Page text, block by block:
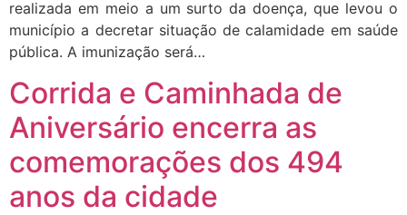
realizada em meio a um surto da doença, que levou o
município a decretar situação de calamidade em saúde
pública. A imunização será…
Corrida e Caminhada de
Aniversário encerra as
comemorações dos 494
anos da cidade